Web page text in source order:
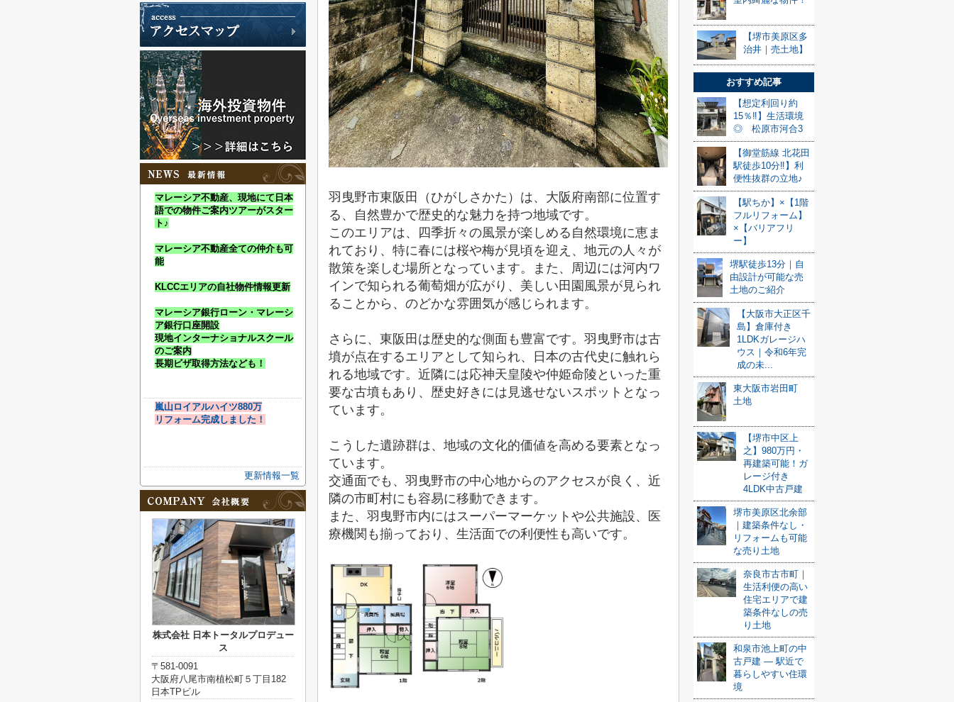
羽曳野市東阪田（ひがしさかた）は、大阪府南部に位置す
る、自然豊かで歴史的な魅力を持つ地域です。
このエリアは、四季折々の風景が楽しめる自然環境に恵ま
れており、特に春には桜や梅が見頃を迎え、地元の人々が
散策を楽しむ場所となっています。また、周辺には河内ワ
インで知られる葡萄畑が広がり、美しい田園風景が見られ
ることから、のどかな雰囲気が感じられます。
さらに、東阪田は歴史的な側面も豊富です。羽曳野市は古
墳が点在するエリアとして知られ、日本の古代史に触れら
れる地域です。近隣には応神天皇陵や仲姫命陵といった重
要な古墳もあり、歴史好きには見逃せないスポットとなっ
ています。
こうした遺跡群は、地域の文化的価値を高める要素となっ
ています。
交通面でも、羽曳野市の中心地からのアクセスが良く、近
隣の市町村にも容易に移動できます。
また、羽曳野市内にはスーパーマーケットや公共施設、医
療機関も揃っており、生活面での利便性も高いです。
【堺市美原区多
治井｜売土地】
おすすめ記事
【想定利回り約
15％‼】生活環境
◎ 松原市河合3
【御堂筋線 北花田
駅徒歩10分‼】利
便性抜群の立地♪
【駅ちか】×【1階
フルリフォーム】
×【バリアフリ
ー】
堺駅徒歩13分｜自
由設計が可能な売
土地のご紹介
【大阪市大正区千
島】倉庫付き
1LDKガレージハ
ウス｜令和6年完
成の未...
東大阪市岩田町
土地
【堺市中区上
之】980万円・
再建築可能！ガ
レージ付き
4LDK中古戸建
堺市美原区北余部
｜建築条件なし・
リフォームも可能
な売り土地
奈良市古市町｜
生活利便の高い
住宅エリアで建
築条件なしの売
り土地
和泉市池上町の中
古戸建 — 駅近で
暮らしやすい住環
境
マレーシア不動産、現地にて日本
語での物件ご案内ツアーがスター
ト♪
マレーシア不動産全ての仲介も可
能
KLCCエリアの自社物件情報更新
マレーシア銀行ローン・マレーシ
ア銀行口座開設
現地インターナショナルスクール
のご案内
長期ビザ取得方法なども！
嵐山ロイアルハイツ880万
リフォーム完成しました！
更新情報一覧
株式会社 日本トータルプロデュー
ス
〒581-0091
大阪府八尾市南植松町５丁目182
日本TPビル